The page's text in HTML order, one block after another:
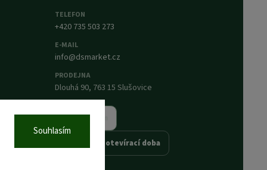
Souhlasím
TELEFON
+420 735 503 273
E-MAIL
info@dsmarket.cz
PRODEJNA
Dlouhá 90, 763 15 Slušovice
Napsat nám
Prodejna a otevírací doba